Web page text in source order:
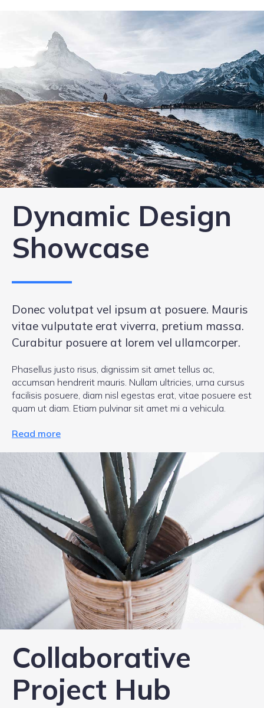
Dynamic Design
Showcase
Donec volutpat vel ipsum at posuere. Mauris
vitae vulputate erat viverra, pretium massa.
Curabitur posuere at lorem vel ullamcorper.
Phasellus justo risus, dignissim sit amet tellus ac,
accumsan hendrerit mauris. Nullam ultricies, urna cursus
facilisis posuere, diam nisl egestas erat, vitae posuere est
quam ut diam. Etiam pulvinar sit amet mi a vehicula.
Read more
Collaborative
Project Hub